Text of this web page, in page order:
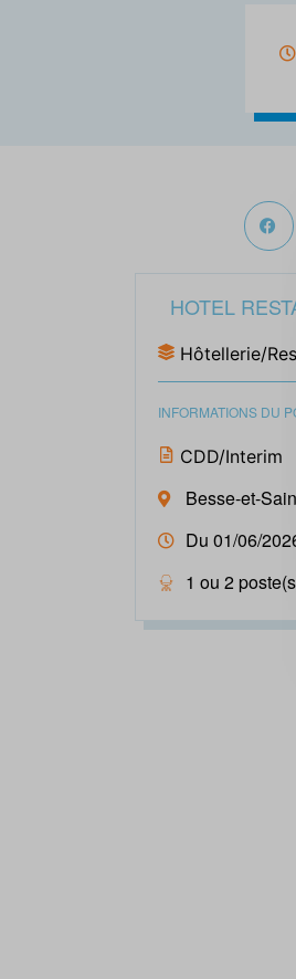
HOTEL
Hôtellerie/
INFORMATIONS DU
CDD/Interim
Besse-et-
Du 01/06/
1 ou 2